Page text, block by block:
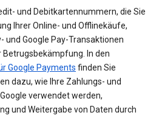
und Debitkartennummern, die Sie
Ihrer Online- und Offlinekäufe,
und Google Pay-Transaktionen
In den
Google Payments finden Sie
dazu, wie Ihre Zahlungs- und
verwendet werden,
und Weitergabe von Daten durch